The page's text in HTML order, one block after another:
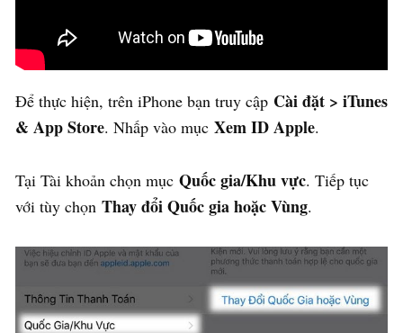
Để thực hiện, trên iPhone bạn truy cập Cài đặt > iTunes
& App Store. Nhấp vào mục Xem ID Apple.
Tại Tài khoản chọn mục Quốc gia/Khu vực. Tiếp tục
với tùy chọn Thay đổi Quốc gia hoặc Vùng.